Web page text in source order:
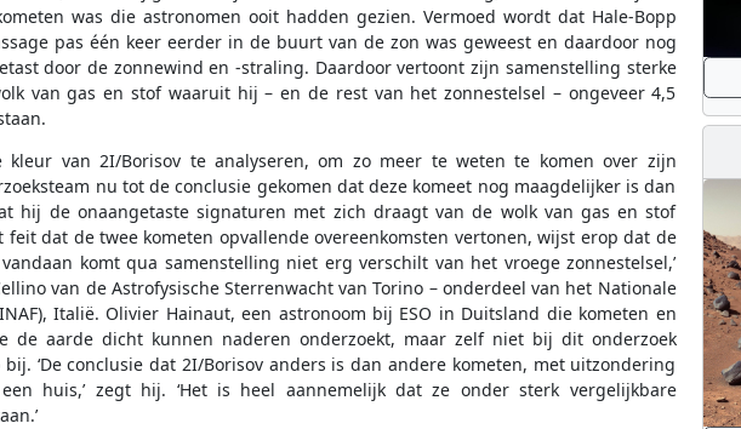
was die astronomen ooit hadden gezien. Vermoed wordt dat Hale-Bopp
pas één keer eerder in de buurt van de zon was geweest en daardoor nog
door de zonnewind en -straling. Daardoor vertoont zijn samenstelling sterke
van gas en stof waaruit hij – en de rest van het zonnestelsel – ongeveer 4,5
kleur van 2I/Borisov te analyseren, om zo meer te weten te komen over zijn
nu tot de conclusie gekomen dat deze komeet nog maagdelijker is dan
hij de onaangetaste signaturen met zich draagt van de wolk van gas en stof
feit dat de twee kometen opvallende overeenkomsten vertonen, wijst erop dat de
komt qua samenstelling niet erg verschilt van het vroege zonnestelsel,’
van de Astrofysische Sterrenwacht van Torino – onderdeel van het Nationale
Italië. Olivier Hainaut, een astronoom bij ESO in Duitsland die kometen en
de aarde dicht kunnen naderen onderzoekt, maar zelf niet bij dit onderzoek
‘De conclusie dat 2I/Borisov anders is dan andere kometen, met uitzondering
huis,’ zegt hij. ‘Het is heel aannemelijk dat ze onder sterk vergelijkbare